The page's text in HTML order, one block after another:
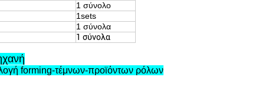
1 σύνολο
1sets
1 σύνολα
1 σύνολα
forming-τέμνων-προϊόντων ρόλων